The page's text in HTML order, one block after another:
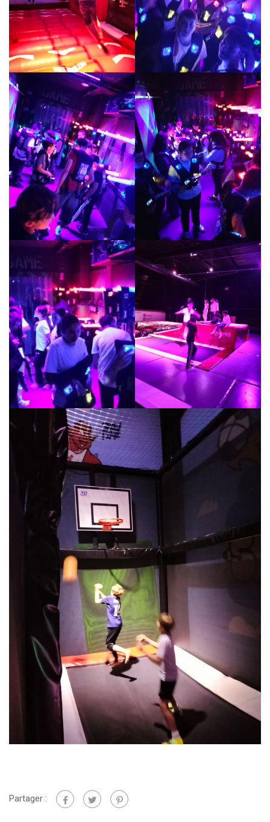
Partager :